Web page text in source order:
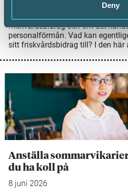
Deny
Högsta förvaltningsdomstolen
anställd kunde köpa en
friskvårdsbidrag och om det
personalförmån. Vad kan
sitt friskvårdsbidrag till? I den här
Anställa
du ha koll på
8 juni 2026